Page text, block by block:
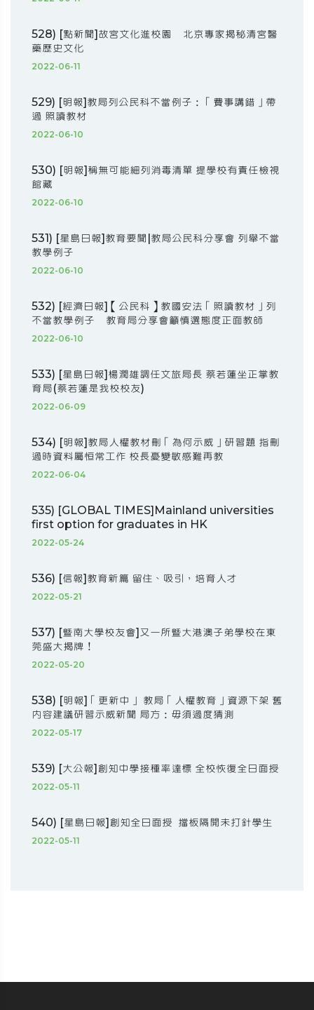
528) [點新聞]故宮文化進校園 北京專家揭秘清宮醫
藥歷史文化
2022-06-11
529) [明報]教局列公民科不當例子：「費事講錯」帶
過 照讀教材
2022-06-10
530) [明報]稱無可能細列消毒清單 提學校有責任檢視
館藏
2022-06-10
531) [星島日報]教育要聞|教局公民科分享會 列舉不當
教學例子
2022-06-10
532) [經濟日報]【公民科】教國安法「照讀教材」列
不當教學例子 教育局分享會籲慎選態度正面教師
2022-06-10
533) [星島日報]楊潤雄調任文旅局長 蔡若蓮坐正掌教
育局(蔡若蓮是我校校友)
2022-06-09
534) [明報]教局人權教材刪「為何示威」研習題 指刪
過時資料屬恒常工作 校長憂變敏感難再教
2022-06-04
535) [GLOBAL TIMES]Mainland universities
first option for graduates in HK
2022-05-24
536) [信報]教育新篇 留住、吸引，培育人才
2022-05-21
537) [暨南大學校友會]又一所暨大港澳子弟學校在東
莞盛大揭牌！
2022-05-20
538) [明報]「更新中」 教局「人權教育」資源下架 舊
內容建議研習示威新聞 局方：毋須過度猜測
2022-05-17
539) [大公報]創知中學接種率達標 全校恢復全日面授
2022-05-11
540) [星島日報]創知全日面授 擋板隔開未打針學生
2022-05-11